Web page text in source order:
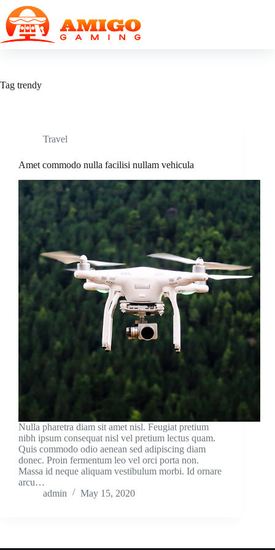
content
Tag trendy
Travel
Amet commodo nulla facilisi nullam vehicula
Nulla pharetra diam sit amet nisl. Feugiat pretium
nibh ipsum consequat nisl vel pretium lectus quam.
Quis commodo odio aenean sed adipiscing diam
donec. Proin fermentum leo vel orci porta non.
Massa id neque aliquam vestibulum morbi. Id ornare
arcu…
admin
May 15, 2020